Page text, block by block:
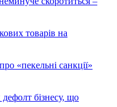
товарів на
«пекельні санкції»
бізнесу, що